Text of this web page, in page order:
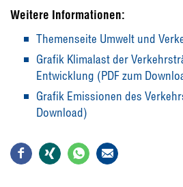
Weitere Informationen:
Themenseite Umwelt und
Grafik Klimalast der
Entwicklung (PDF zum
Grafik Emissionen des
Download)